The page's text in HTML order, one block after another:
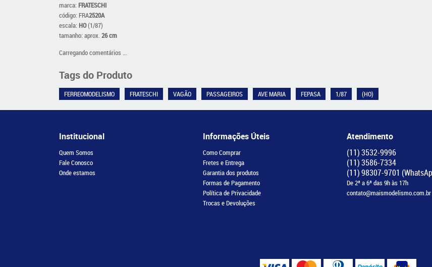
marca: FRATESCHI
código: FRA2520A
escala: HO(1/87)
tamanho: aprox.26 cm
Carregando comentários ...
Tags do Produto
FERREOMODELISMO FRATESCHI VAGÃO PASSAGEIROS AVE MARIA FEPASA 1/87 (HO)
Institucional
Quem Somos
Fale Conosco
Onde estamos
Informações Úteis
Como Comprar
Fretes e Entrega
Garantia dos produtos
Formas de Pagamento
Política de Privacidade
Trocas e Devoluções
Atendimento
(11)3532-9996
(11)3586-7334
(11)98307-9701
De 2ª a 6ª das 9h às 17h
contato@maismodelismo.com.br